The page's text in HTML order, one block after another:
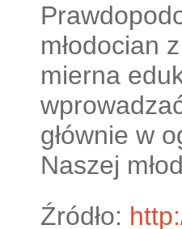
młodocian
mierna
głównie w
Naszej
Źródło: